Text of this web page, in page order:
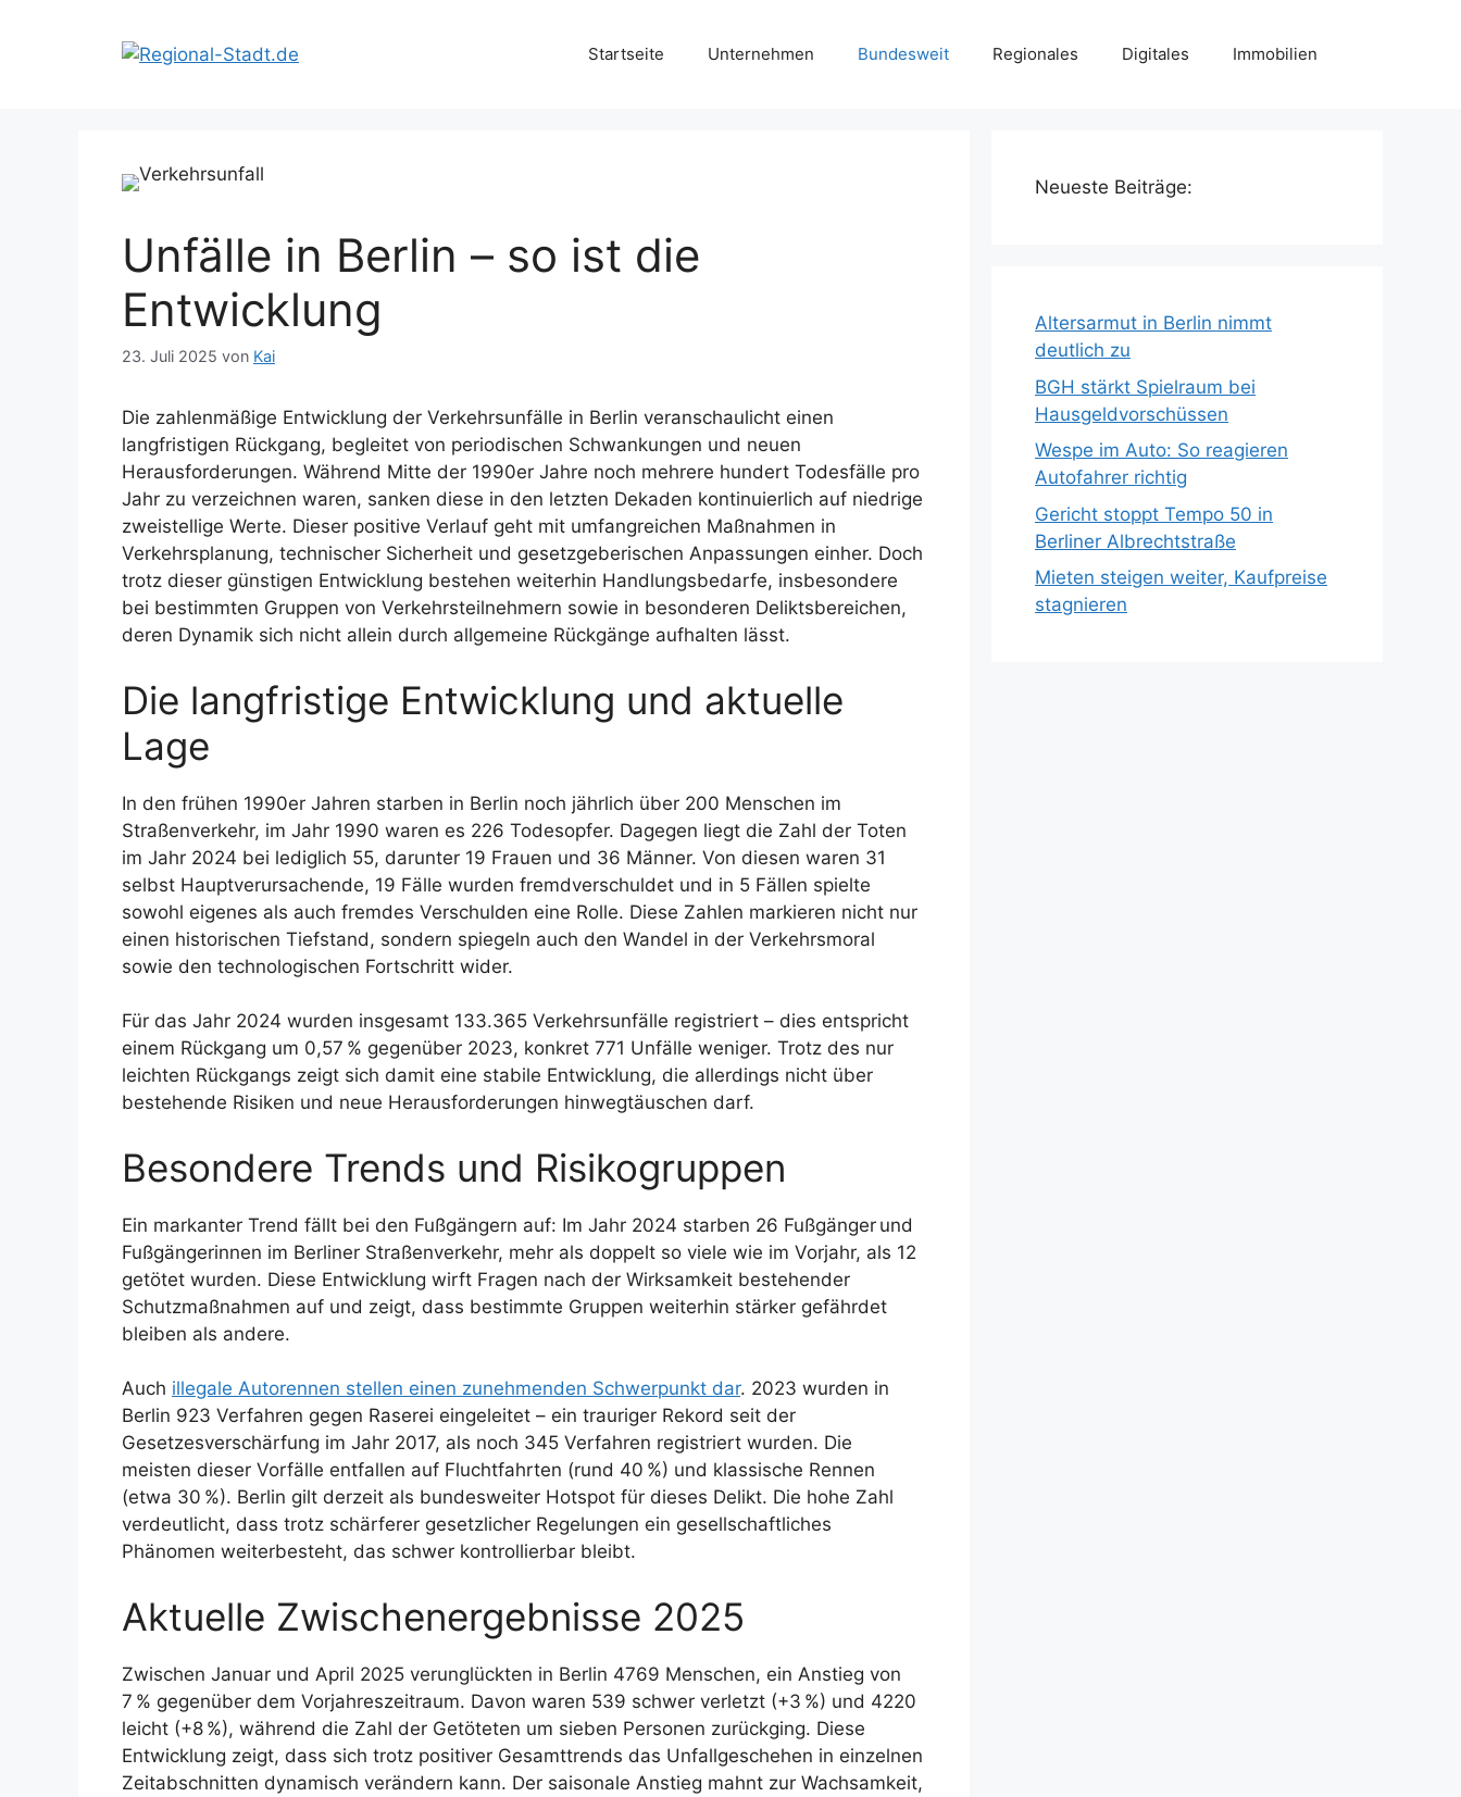
Startseite Unternehmen Bundesweit Regionales Digitales Immobilien
Unfälle in Berlin – so ist die
Entwicklung
23. Juli 2025 von Kai
Die zahlenmäßige Entwicklung der Verkehrsunfälle in Berlin veranschaulicht einen
langfristigen Rückgang, begleitet von periodischen Schwankungen und neuen
Herausforderungen. Während Mitte der 1990er Jahre noch mehrere hundert Todesfälle pro
Jahr zu verzeichnen waren, sanken diese in den letzten Dekaden kontinuierlich auf niedrige
zweistellige Werte. Dieser positive Verlauf geht mit umfangreichen Maßnahmen in
Verkehrsplanung, technischer Sicherheit und gesetzgeberischen Anpassungen einher. Doch
trotz dieser günstigen Entwicklung bestehen weiterhin Handlungsbedarfe, insbesondere
bei bestimmten Gruppen von Verkehrsteilnehmern sowie in besonderen Deliktsbereichen,
deren Dynamik sich nicht allein durch allgemeine Rückgänge aufhalten lässt.
Die langfristige Entwicklung und aktuelle
Lage
In den frühen 1990er Jahren starben in Berlin noch jährlich über 200 Menschen im
Straßenverkehr, im Jahr 1990 waren es 226 Todesopfer. Dagegen liegt die Zahl der Toten
im Jahr 2024 bei lediglich 55, darunter 19 Frauen und 36 Männer. Von diesen waren 31
selbst Hauptverursachende, 19 Fälle wurden fremdverschuldet und in 5 Fällen spielte
sowohl eigenes als auch fremdes Verschulden eine Rolle. Diese Zahlen markieren nicht nur
einen historischen Tiefstand, sondern spiegeln auch den Wandel in der Verkehrsmoral
sowie den technologischen Fortschritt wider.
Für das Jahr 2024 wurden insgesamt 133.365 Verkehrsunfälle registriert – dies entspricht
einem Rückgang um 0,57 % gegenüber 2023, konkret 771 Unfälle weniger. Trotz des nur
leichten Rückgangs zeigt sich damit eine stabile Entwicklung, die allerdings nicht über
bestehende Risiken und neue Herausforderungen hinwegtäuschen darf.
Besondere Trends und Risikogruppen
Ein markanter Trend fällt bei den Fußgängern auf: Im Jahr 2024 starben 26 Fußgänger und
Fußgängerinnen im Berliner Straßenverkehr, mehr als doppelt so viele wie im Vorjahr, als 12
getötet wurden. Diese Entwicklung wirft Fragen nach der Wirksamkeit bestehender
Schutzmaßnahmen auf und zeigt, dass bestimmte Gruppen weiterhin stärker gefährdet
bleiben als andere.
Auch illegale Autorennen stellen einen zunehmenden Schwerpunkt dar. 2023 wurden in
Berlin 923 Verfahren gegen Raserei eingeleitet – ein trauriger Rekord seit der
Gesetzesverschärfung im Jahr 2017, als noch 345 Verfahren registriert wurden. Die
meisten dieser Vorfälle entfallen auf Fluchtfahrten (rund 40 %) und klassische Rennen
(etwa 30 %). Berlin gilt derzeit als bundesweiter Hotspot für dieses Delikt. Die hohe Zahl
verdeutlicht, dass trotz schärferer gesetzlicher Regelungen ein gesellschaftliches
Phänomen weiterbesteht, das schwer kontrollierbar bleibt.
Aktuelle Zwischenergebnisse 2025
Zwischen Januar und April 2025 verunglückten in Berlin 4769 Menschen, ein Anstieg von
7 % gegenüber dem Vorjahreszeitraum. Davon waren 539 schwer verletzt (+3 %) und 4220
leicht (+8 %), während die Zahl der Getöteten um sieben Personen zurückging. Diese
Entwicklung zeigt, dass sich trotz positiver Gesamttrends das Unfallgeschehen in einzelnen
Zeitabschnitten dynamisch verändern kann. Der saisonale Anstieg mahnt zur Wachsamkeit,
Neueste Beiträge:
Altersarmut in Berlin nimmt
deutlich zu
BGH stärkt Spielraum bei
Hausgeldvorschüssen
Wespe im Auto: So reagieren
Autofahrer richtig
Gericht stoppt Tempo 50 in
Berliner Albrechtstraße
Mieten steigen weiter, Kaufpreise
stagnieren